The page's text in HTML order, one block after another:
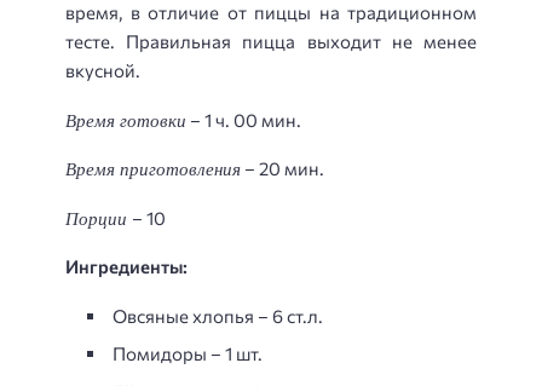
время, в отличие от пиццы на традиционном
тесте. Правильная пицца выходит не менее
вкусной.
Время готовки – 1 ч. 00 мин.
Время приготовления – 20 мин.
Порции – 10
Ингредиенты:
Овсяные хлопья – 6 ст.л.
Помидоры – 1 шт.